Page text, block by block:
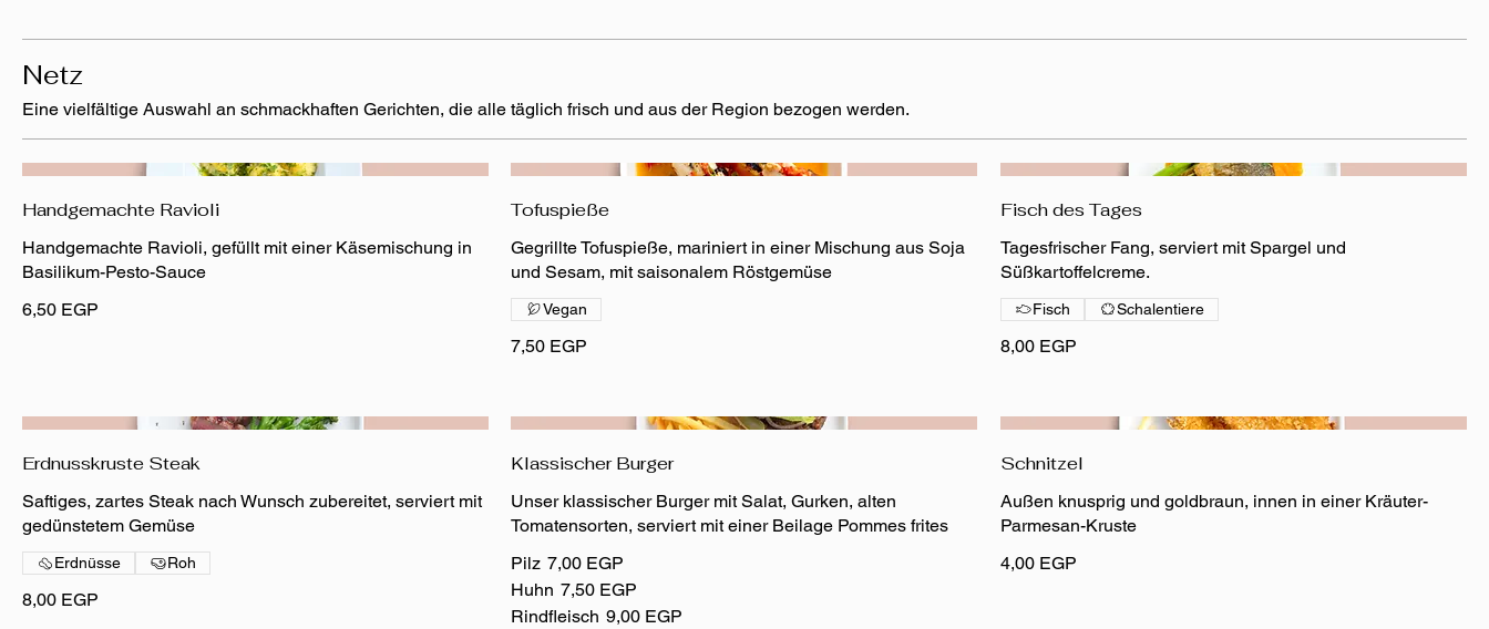
Netz
Eine vielfältige Auswahl an schmackhaften Gerichten, die alle täglich frisch und aus der Region bezogen werden.
Handgemachte Ravioli
Handgemachte Ravioli, gefüllt mit einer Käsemischung in
Basilikum-Pesto-Sauce
6,50 EGP
Tofuspieße
Gegrillte Tofuspieße, mariniert in einer Mischung aus Soja
und Sesam, mit saisonalem Röstgemüse
7,50 EGP
Vegan
Fisch des Tages
Tagesfrischer Fang, serviert mit Spargel und
Süßkartoffelcreme.
8,00 EGP
Fisch Schalentiere
Erdnusskruste Steak
Saftiges, zartes Steak nach Wunsch zubereitet, serviert mit
gedünstetem Gemüse
8,00 EGP
Erdnüsse Roh
Klassischer Burger
Unser klassischer Burger mit Salat, Gurken, alten
Tomatensorten, serviert mit einer Beilage Pommes frites
Pilz 7,00 EGP
Huhn 7,50 EGP
Rindfleisch 9,00 EGP
Schnitzel
Außen knusprig und goldbraun, innen in einer Kräuter-
Parmesan-Kruste
4,00 EGP